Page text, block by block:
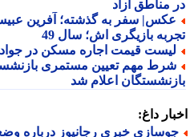
مناطق آزاد
بازیگری اش؛ سال 49
قیمت اجاره مسکن در جوادیه +
مهم تعیین مستمری
اعلام شد
داغ:
خبری رجانیوز درباره